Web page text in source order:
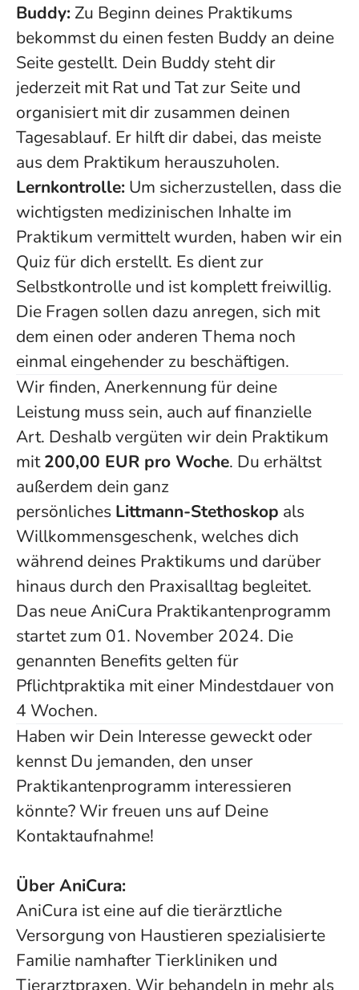
Buddy: Zu Beginn deines Praktikums
bekommst du einen festen Buddy an deine
Seite gestellt. Dein Buddy steht dir
jederzeit mit Rat und Tat zur Seite und
organisiert mit dir zusammen deinen
Tagesablauf. Er hilft dir dabei, das meiste
aus dem Praktikum herauszuholen.
Lernkontrolle: Um sicherzustellen, dass die
wichtigsten medizinischen Inhalte im
Praktikum vermittelt wurden, haben wir ein
Quiz für dich erstellt. Es dient zur
Selbstkontrolle und ist komplett freiwillig.
Die Fragen sollen dazu anregen, sich mit
dem einen oder anderen Thema noch
einmal eingehender zu beschäftigen.
Wir finden, Anerkennung für deine
Leistung muss sein, auch auf finanzielle
Art. Deshalb vergüten wir dein Praktikum
mit200,00 EUR pro Woche. Du erhältst
außerdem dein ganz
persönliches Littmann-Stethoskop als
Willkommensgeschenk, welches dich
während deines Praktikums und darüber
hinaus durch den Praxisalltag begleitet.
Das neue AniCura Praktikantenprogramm
startet zum 01. November 2024. Die
genannten Benefits gelten für
Pflichtpraktika mit einer Mindestdauer von
4 Wochen.
Haben wir Dein Interesse geweckt oder
kennst Du jemanden, den unser
Praktikantenprogramm interessieren
könnte? Wir freuen uns auf Deine
Kontaktaufnahme!
Über AniCura:
AniCura ist eine auf die tierärztliche
Versorgung von Haustieren spezialisierte
Familie namhafter Tierkliniken und
Tierarztpraxen. Wir behandeln in mehr als